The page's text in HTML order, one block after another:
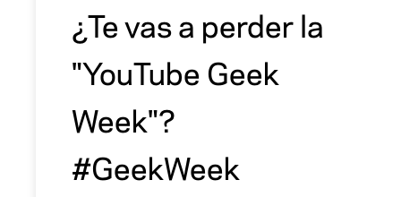
¿Te vas a perder la
"YouTube Geek
Week"?
#GeekWeek